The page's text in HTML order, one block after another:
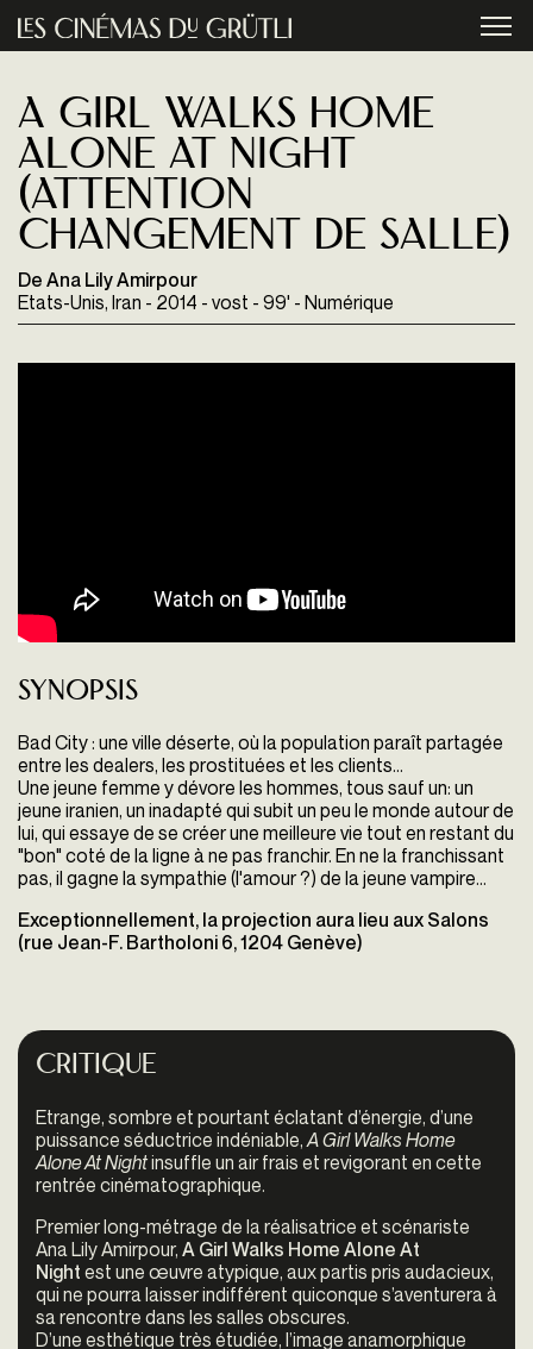
Aller au contenu principal
A girl walks home
alone at night
(attention
changement de salle)
De Ana Lily Amirpour
Etats-Unis, Iran - 2014 - vost - 99' - Numérique
Synopsis
Bad City : une ville déserte, où la population paraît partagée
entre les dealers, les prostituées et les clients...
Une jeune femme y dévore les hommes, tous sauf un: un
jeune iranien, un inadapté qui subit un peu le monde autour de
lui, qui essaye de se créer une meilleure vie tout en restant du
"bon" coté de la ligne à ne pas franchir. En ne la franchissant
pas, il gagne la sympathie (l'amour ?) de la jeune vampire...
Exceptionnellement, la projection aura lieu aux Salons
(rue Jean-F. Bartholoni 6, 1204 Genève)
Critique
Etrange, sombre et pourtant éclatant d’énergie, d’une
puissance séductrice indéniable, A Girl Walks Home
Alone At Nightinsuffle un air frais et revigorant en cette
rentrée cinématographique.
Premier long-métrage de la réalisatrice et scénariste
Ana Lily Amirpour, A Girl Walks Home Alone At
Night est une œuvre atypique, aux partis pris audacieux,
qui ne pourra laisser indifférent quiconque s’aventurera à
sa rencontre dans les salles obscures.
D’une esthétique très étudiée, l’image anamorphique